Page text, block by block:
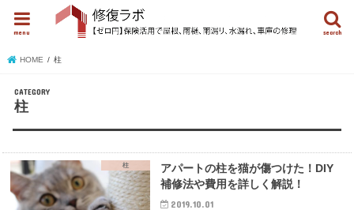
search
menu
HOME 柱
柱
柱
アパートの柱を猫が傷つけた！DIY
補修法や費用を詳しく解説！
2019.10.01